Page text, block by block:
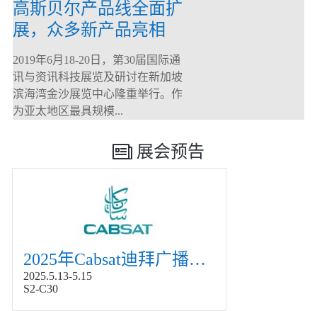
高斯贝尔产品线全面扩
展，众多新产品亮相
CommunicAsia 2019
2019年6月18-20日，第30届国际通
讯与资讯科技展览及研讨在新加坡
滨海湾金沙展览中心隆重举行。作
为亚太地区最具规模...
展会预告
2025年Cabsat迪拜广播电视展
2025.5.13-5.15
S2-C30